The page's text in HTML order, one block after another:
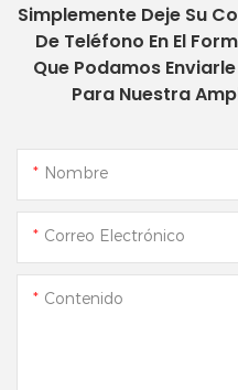
Simplemente Deje Su
De Teléfono En El
Que Podamos
Para Nuestra
Nombre
Correo Electrónico
Contenido